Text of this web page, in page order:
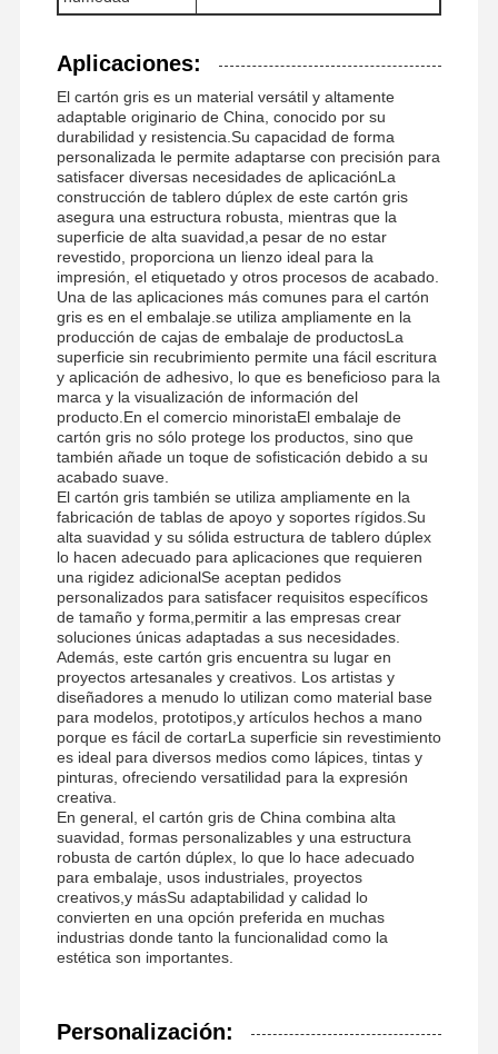
Aplicaciones:
El cartón gris es un material versátil y altamente
adaptable originario de China, conocido por su
durabilidad y resistencia.Su capacidad de forma
personalizada le permite adaptarse con precisión para
satisfacer diversas necesidades de aplicaciónLa
construcción de tablero dúplex de este cartón gris
asegura una estructura robusta, mientras que la
superficie de alta suavidad,a pesar de no estar
revestido, proporciona un lienzo ideal para la
impresión, el etiquetado y otros procesos de acabado.
Una de las aplicaciones más comunes para el cartón
gris es en el embalaje.se utiliza ampliamente en la
producción de cajas de embalaje de productosLa
superficie sin recubrimiento permite una fácil escritura
y aplicación de adhesivo, lo que es beneficioso para la
marca y la visualización de información del
producto.En el comercio minoristaEl embalaje de
cartón gris no sólo protege los productos, sino que
también añade un toque de sofisticación debido a su
acabado suave.
El cartón gris también se utiliza ampliamente en la
fabricación de tablas de apoyo y soportes rígidos.Su
alta suavidad y su sólida estructura de tablero dúplex
lo hacen adecuado para aplicaciones que requieren
una rigidez adicionalSe aceptan pedidos
personalizados para satisfacer requisitos específicos
de tamaño y forma,permitir a las empresas crear
soluciones únicas adaptadas a sus necesidades.
Además, este cartón gris encuentra su lugar en
proyectos artesanales y creativos. Los artistas y
diseñadores a menudo lo utilizan como material base
para modelos, prototipos,y artículos hechos a mano
porque es fácil de cortarLa superficie sin revestimiento
es ideal para diversos medios como lápices, tintas y
pinturas, ofreciendo versatilidad para la expresión
creativa.
En general, el cartón gris de China combina alta
suavidad, formas personalizables y una estructura
robusta de cartón dúplex, lo que lo hace adecuado
para embalaje, usos industriales, proyectos
creativos,y másSu adaptabilidad y calidad lo
convierten en una opción preferida en muchas
industrias donde tanto la funcionalidad como la
estética son importantes.
Personalización: